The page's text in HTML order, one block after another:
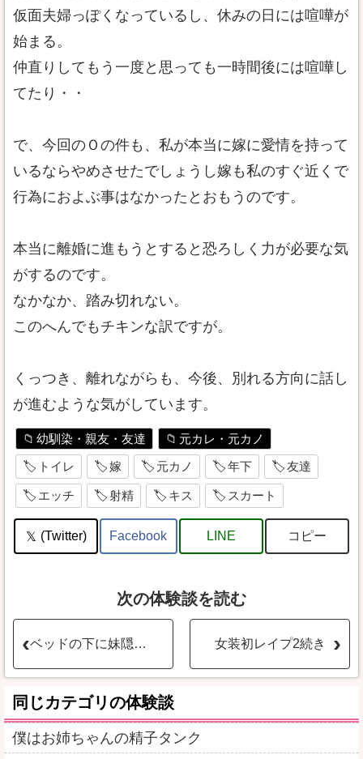
仮面夫婦っぽくなっているし、休みの日には喧嘩が
始まる。
仲直りしてもう一度と思っても一時間後には喧嘩し
てたり・・
で、今回のＯの件も、私が本当に嫁に愛情を持って
いるならやめさせたでしょうし嫁も私のすぐ近くで
行為におよぶ事はなかったとおもうのです。
本当に離婚に進もうとすると恐ろしく力が必要な気
がするのです。
なかなか、踏み切れない。
このへんでもチキンな訳ですが。
くっつき、離れながらも、今後、別れる方向に話し
が進むような気がしています。
幼馴染・親友・友達
元カレ・元カノ
トイレ
嫁 元カノ 年下 友達
エッチ 射精 キス スカート
(Twitter) Facebook LINE コピー
次の体験談を読む
ベッドの下に妹隠して腰を振る 女装初レイプ2続き
同じカテゴリの体験談
僕はお姉ちゃんの精子タンク